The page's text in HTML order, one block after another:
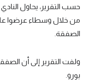
حسب التقرير، يحاول
من خلال وسطاء عرضوا
الصفقة.
يورو.